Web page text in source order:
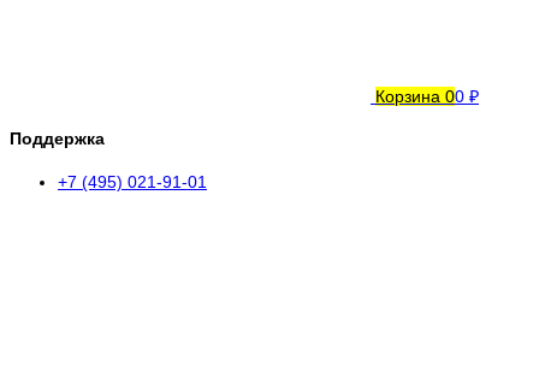
Корзина 00 ₽
Поддержка
+7 (495) 021-91-01